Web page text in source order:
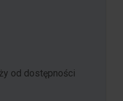
od dostępności